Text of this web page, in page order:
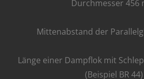
Durchmesser 456
Mittenabstand der
Länge einer Dampflok mit
(Beispiel BR 44)